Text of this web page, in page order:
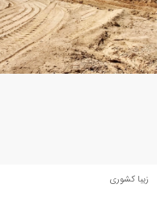
زیبا کشوری